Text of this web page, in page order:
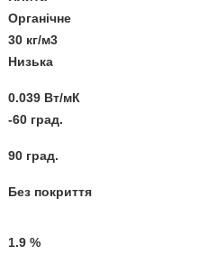
Органічне
30 кг/м3
Низька
0.039 Вт/мК
-60 град.
90 град.
Без покриття
1.9 %